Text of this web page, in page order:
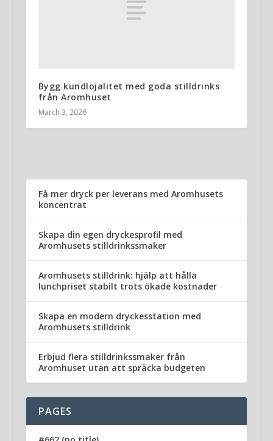
Bygg kundlojalitet med goda stilldrinks
från Aromhuset
March 3, 2026
Få mer dryck per leverans med Aromhusets
koncentrat
Skapa din egen dryckesprofil med
Aromhusets stilldrinkssmaker
Aromhusets stilldrink: hjälp att hålla
lunchpriset stabilt trots ökade kostnader
Skapa en modern dryckesstation med
Aromhusets stilldrink
Erbjud flera stilldrinkssmaker från
Aromhuset utan att spräcka budgeten
PAGES